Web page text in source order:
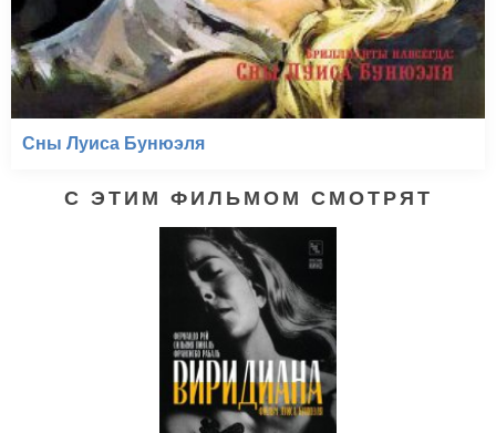
Сны Луиса Бунюэля
С ЭТИМ ФИЛЬМОМ СМОТРЯТ